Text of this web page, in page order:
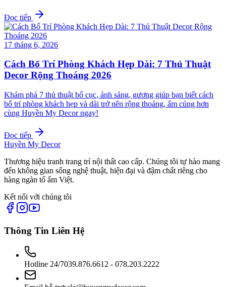
Đọc tiếp
17 tháng 6, 2026
Cách Bố Trí Phòng Khách Hẹp Dài: 7 Thủ Thuật
Decor Rộng Thoáng 2026
Khám phá 7 thủ thuật bố cục, ánh sáng, gương giúp bạn biết cách
bố trí phòng khách hẹp và dài trở nên rộng thoáng, ấm cúng hơn
cùng Huyền My Decor ngay!
Đọc tiếp
Huyền My Decor
Thương hiệu tranh trang trí nội thất cao cấp. Chúng tôi tự hào mang
đến không gian sống nghệ thuật, hiện đại và đậm chất riêng cho
hàng ngàn tổ ấm Việt.
Kết nối với chúng tôi
Thông Tin Liên Hệ
Hotline 24/7039.876.6612 - 078.203.2222